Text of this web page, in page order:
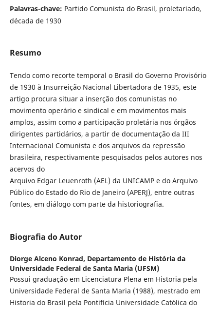
Palavras-chave: Partido Comunista do Brasil, proletariado,
década de 1930
Resumo
Tendo como recorte temporal o Brasil do Governo Provisório
de 1930 à Insurreição Nacional Libertadora de 1935, este
artigo procura situar a inserção dos comunistas no
movimento operário e sindical e em movimentos mais
amplos, assim como a participação proletária nos órgãos
dirigentes partidários, a partir de documentação da III
Internacional Comunista e dos arquivos da repressão
brasileira, respectivamente pesquisados pelos autores nos
acervos do
Arquivo Edgar Leuenroth (AEL) da UNICAMP e do Arquivo
Público do Estado do Rio de Janeiro (APERJ), entre outras
fontes, em diálogo com parte da historiografia.
Biografia do Autor
Diorge Alceno Konrad, Departamento de História da
Universidade Federal de Santa Maria (UFSM)
Possui graduação em Licenciatura Plena em Historia pela
Universidade Federal de Santa Maria (1988), mestrado em
Historia do Brasil pela Pontifícia Universidade Católica do